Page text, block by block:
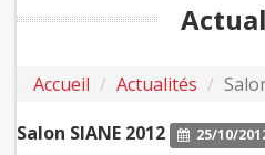
Accueil Actualités
Salon SIANE 2012
25/10/